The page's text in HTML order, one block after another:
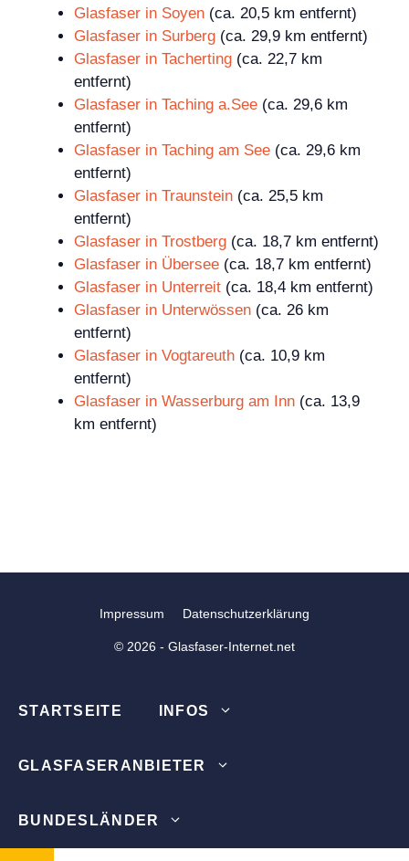
Glasfaser in Soyen (ca. 20,5 km entfernt)
Glasfaser in Surberg (ca. 29,9 km entfernt)
Glasfaser in Tacherting (ca. 22,7 km
entfernt)
Glasfaser in Taching a.See (ca. 29,6 km
entfernt)
Glasfaser in Taching am See (ca. 29,6 km
entfernt)
Glasfaser in Traunstein (ca. 25,5 km
entfernt)
Glasfaser in Trostberg (ca. 18,7 km entfernt)
Glasfaser in Übersee (ca. 18,7 km entfernt)
Glasfaser in Unterreit (ca. 18,4 km entfernt)
Glasfaser in Unterwössen (ca. 26 km
entfernt)
Glasfaser in Vogtareuth (ca. 10,9 km
entfernt)
Glasfaser in Wasserburg am Inn (ca. 13,9
km entfernt)
Impressum Datenschutzerklärung
© 2026 - Glasfaser-Internet.net
STARTSEITE INFOS
GLASFASERANBIETER
BUNDESLÄNDER